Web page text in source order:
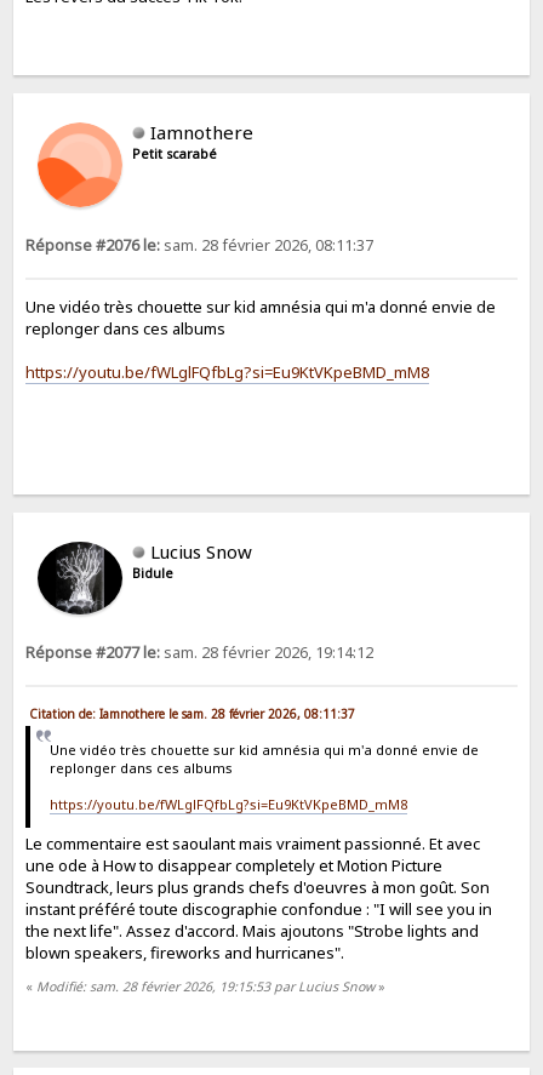
Iamnothere
Petit scarabé
Réponse #2076 le: sam. 28 février 2026, 08:11:37
Une vidéo très chouette sur kid amnésia qui m'a donné envie de
replonger dans ces albums
https://youtu.be/fWLglFQfbLg?si=Eu9KtVKpeBMD_mM8
Lucius Snow
Bidule
Réponse #2077 le: sam. 28 février 2026, 19:14:12
Citation de: Iamnothere le sam. 28 février 2026, 08:11:37
Une vidéo très chouette sur kid amnésia qui m'a donné envie de
replonger dans ces albums
https://youtu.be/fWLglFQfbLg?si=Eu9KtVKpeBMD_mM8
Le commentaire est saoulant mais vraiment passionné. Et avec
une ode à How to disappear completely et Motion Picture
Soundtrack, leurs plus grands chefs d'oeuvres à mon goût. Son
instant préféré toute discographie confondue : "I will see you in
the next life". Assez d'accord. Mais ajoutons "Strobe lights and
blown speakers, fireworks and hurricanes".
« Modifié: sam. 28 février 2026, 19:15:53 par Lucius Snow»